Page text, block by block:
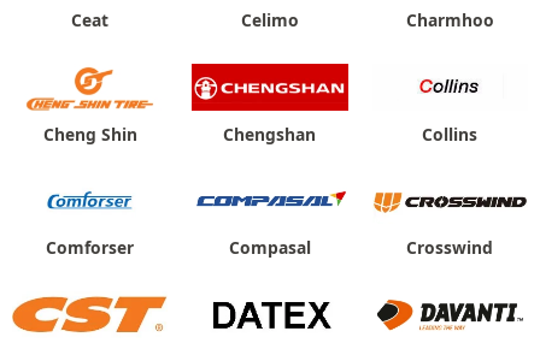
Ceat Celimo Charmhoo
Cheng Shin Chengshan Collins
Comforser Compasal Crosswind